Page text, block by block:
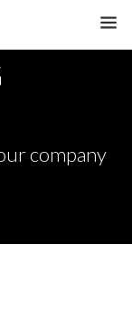
company